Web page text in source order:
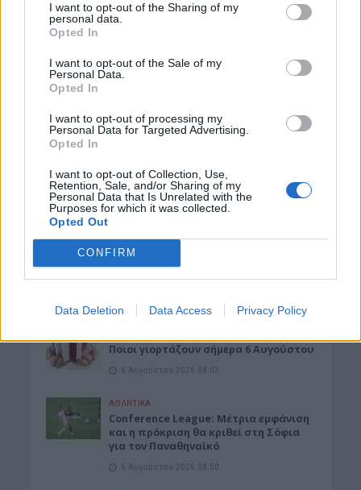
I want to opt-out of the Sharing of my
personal data.
Opted In
I want to opt-out of the Sale of my
Personal Data.
Opted In
I want to opt-out of processing my
Personal Data for Targeted Advertising.
Opted In
I want to opt-out of Collection, Use,
Retention, Sale, and/or Sharing of my
Personal Data that Is Unrelated with the
Purposes for which it was collected.
Opted Out
CONFIRM
Data Deletion Data Access Privacy Policy
ΡΟΗ ΕΙΔΗΣΕΩΝ
• ΜΑΤΙΕΣ ΣΤΟ ΠΑΡΕΛΘΟΝ
Χιροσίμα: 81 χρόνια από τον πυρηνικό
όλεθρο που άλλαξε την
ανθρωπότητα
ΕΝΔΙΑΦΕΡΟΝΤΑ
Tα ζώδια της Πέμπτης 6 Αυγούστου
Ποιοι γιορτάζουν σήμερα 6 Αυγούστου
6 Αυγούστου 2026 08:03
ΑΘΛΗΤΙΚΑ
Conference League: Μέτρια εμφάνιση
και η πρόκριση θα κριθεί στη Σόφια
για τον Παναθηναϊκό
6 Αυγούστου 2026 08:00